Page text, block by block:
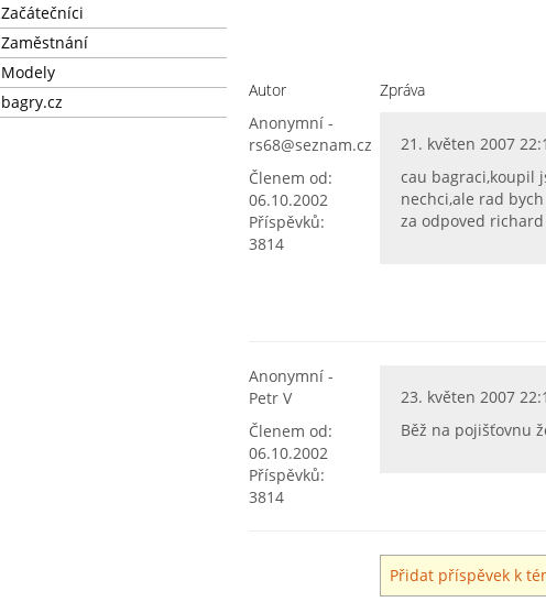
Začátečníci
Zaměstnání
Modely
bagry.cz
Autor
Zpráva
Anonymní -
rs68@seznam.cz
Členem od:
06.10.2002
Příspěvků:
3814
21. květen 2007
cau bagraci,koupil
nechci,ale rad
za odpoved richard
Anonymní -
Petr V
Členem od:
06.10.2002
Příspěvků:
3814
23. květen 2007
Běž na pojišťovnu
Přidat příspěvek k